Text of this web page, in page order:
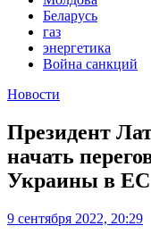
Беларусь
газ
энергетика
Война санкций
Новости
Президент
начать
Украины в ЕС
9 сентября 2022, 20:29